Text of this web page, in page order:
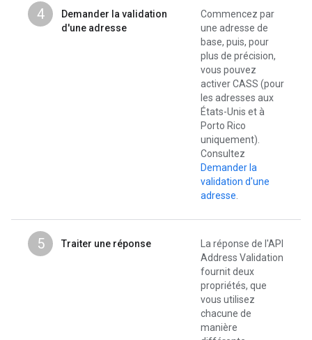
4
Demander la validation
d'une adresse
Commencez par
une adresse de
base, puis, pour
plus de précision,
vous pouvez
activer CASS (pour
les adresses aux
États-Unis et à
Porto Rico
uniquement).
Consultez
Demander la
validation d'une
adresse.
5 Traiter une réponse
La réponse de l'API
Address Validation
fournit deux
propriétés, que
vous utilisez
chacune de
manière